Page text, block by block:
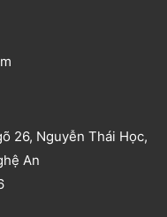
26, Nguyễn Thái Học,
An​